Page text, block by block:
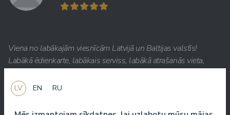
Viena no labākajām viesnīcām Latvijā un Baltijas valstīs!
Labākā ēdienkarte, labākais serviss, labākā atrašanās vieta,
LV EN RU